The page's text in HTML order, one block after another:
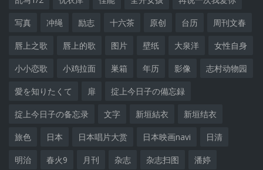
写真 冲绳 励志 十六茶 原创 台历 周刊文春
唇上之歌 唇上的歌 图片 壁纸 大泉洋 女性自身
小小恋歌 小鸡拉面 巣箱 年历 影像 志村动物园
愛を知りたくて 扉 掟上今日子の備忘録
掟上今日子の备忘录 文字 新垣結衣 新垣结衣
旅色 日本 日本唱片大赏 日本映画navi 日清
明治 春火9 月刊 杂志 杂志扫图 潘婷